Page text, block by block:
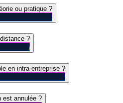
ou pratique ?
?
en intra-entreprise ?
est annulée ?